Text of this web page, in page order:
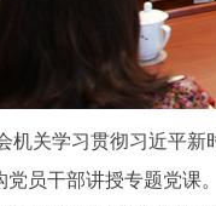
学习贯彻习近平新
员干部讲授专题党课。